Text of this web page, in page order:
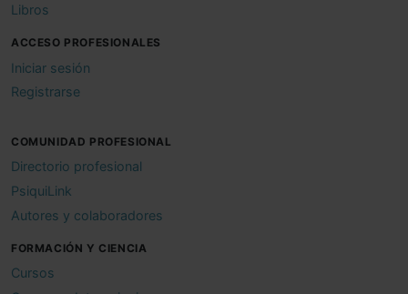
Libros
ACCESO PROFESIONALES
Iniciar sesión
Registrarse
COMUNIDAD PROFESIONAL
Directorio profesional
PsiquiLink
Autores y colaboradores
FORMACIÓN Y CIENCIA
Cursos